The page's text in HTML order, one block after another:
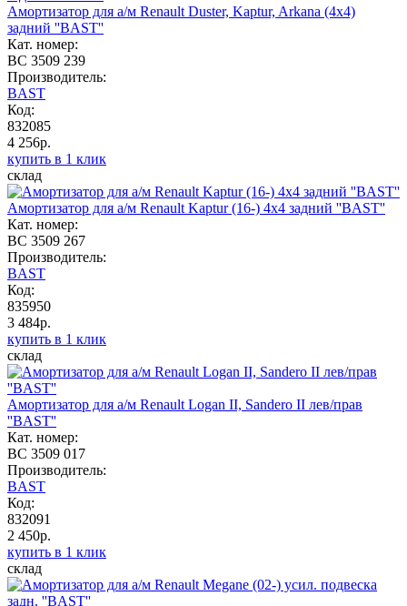
Амортизатор для а/м Renault Duster, Kaptur, Arkana (4x4)
задний ''BAST''
Кат. номер:
BC 3509 239
Производитель:
BAST
Код:
832085
4 256р.
купить в 1 клик
склад
Амортизатор для а/м Renault Kaptur (16-) 4x4 задний ''BAST''
Кат. номер:
BC 3509 267
Производитель:
BAST
Код:
835950
3 484р.
купить в 1 клик
склад
Амортизатор для а/м Renault Logan II, Sandero II лев/прав
''BAST''
Кат. номер:
BC 3509 017
Производитель:
BAST
Код:
832091
2 450р.
купить в 1 клик
склад